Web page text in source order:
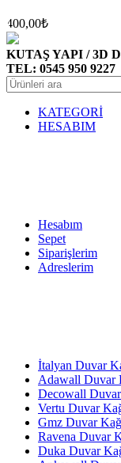
400,00₺
KUTAŞ YAPI / 3D
TEL: 0545 950 9227
KATEGORİ
HESABIM
Hesabım
Sepet
Siparişlerim
Adreslerim
İtalyan Duvar
Adawall Duvar
Decowall Duvar
Vertu Duvar
Gmz Duvar
Ravena Duvar
Duka Duvar